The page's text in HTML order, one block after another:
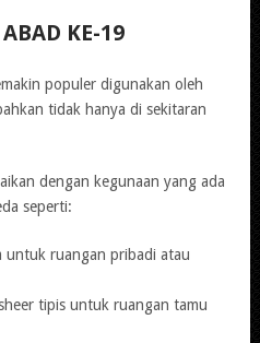
KE-19
populer digunakan oleh
tidak hanya di sekitaran
dengan kegunaan yang ada
seperti:
untuk ruangan pribadi atau
tipis untuk ruangan tamu